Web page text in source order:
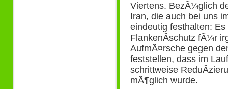
Viertens. BezÃ¼glich
Iran, die auch bei uns
eindeutig festhalten:
FlankenÂ­schutz fÃ¼r
AufmÃ¤rsche gegen
feststellen, dass im
schrittweise
mÃ¶glich wurde.